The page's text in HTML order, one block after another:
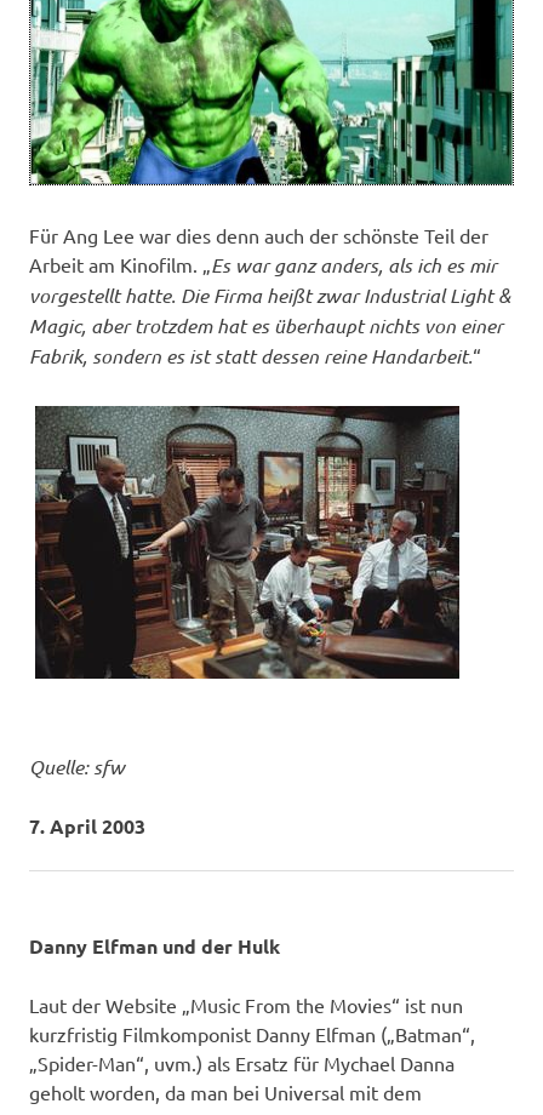
Für Ang Lee war dies denn auch der schönste Teil der
Arbeit am Kinofilm. „Es war ganz anders, als ich es mir
vorgestellt hatte. Die Firma heißt zwarIndustrialLight &
Magic, aber trotzdem hat es überhaupt nichts von einer
Fabrik, sondern es ist statt dessen reine Handarbeit.“
Quelle: sfw
7. April 2003
Danny Elfman und der Hulk
Laut der Website „Music From the Movies“ ist nun
kurzfristig Filmkomponist Danny Elfman („Batman“,
„Spider-Man“, uvm.) als Ersatz für Mychael Danna
geholt worden, da man bei Universal mit dem